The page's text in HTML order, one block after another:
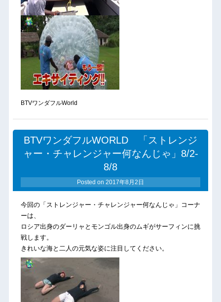
BTVワンダフルWorld
BTVワンダフルWORLD 「ストレンジ
ャー・チャレンジャー何なんじゃ」8/2-
8/8
Posted on 2017年8月2日
今回の「ストレンジャー・チャレンジャー何なんじゃ」コーナ
ーは、
ロシア出身のダーリャとモンゴル出身のムギがサーフィンに挑
戦します。
きれいな海と二人の元気な姿に注目してください。